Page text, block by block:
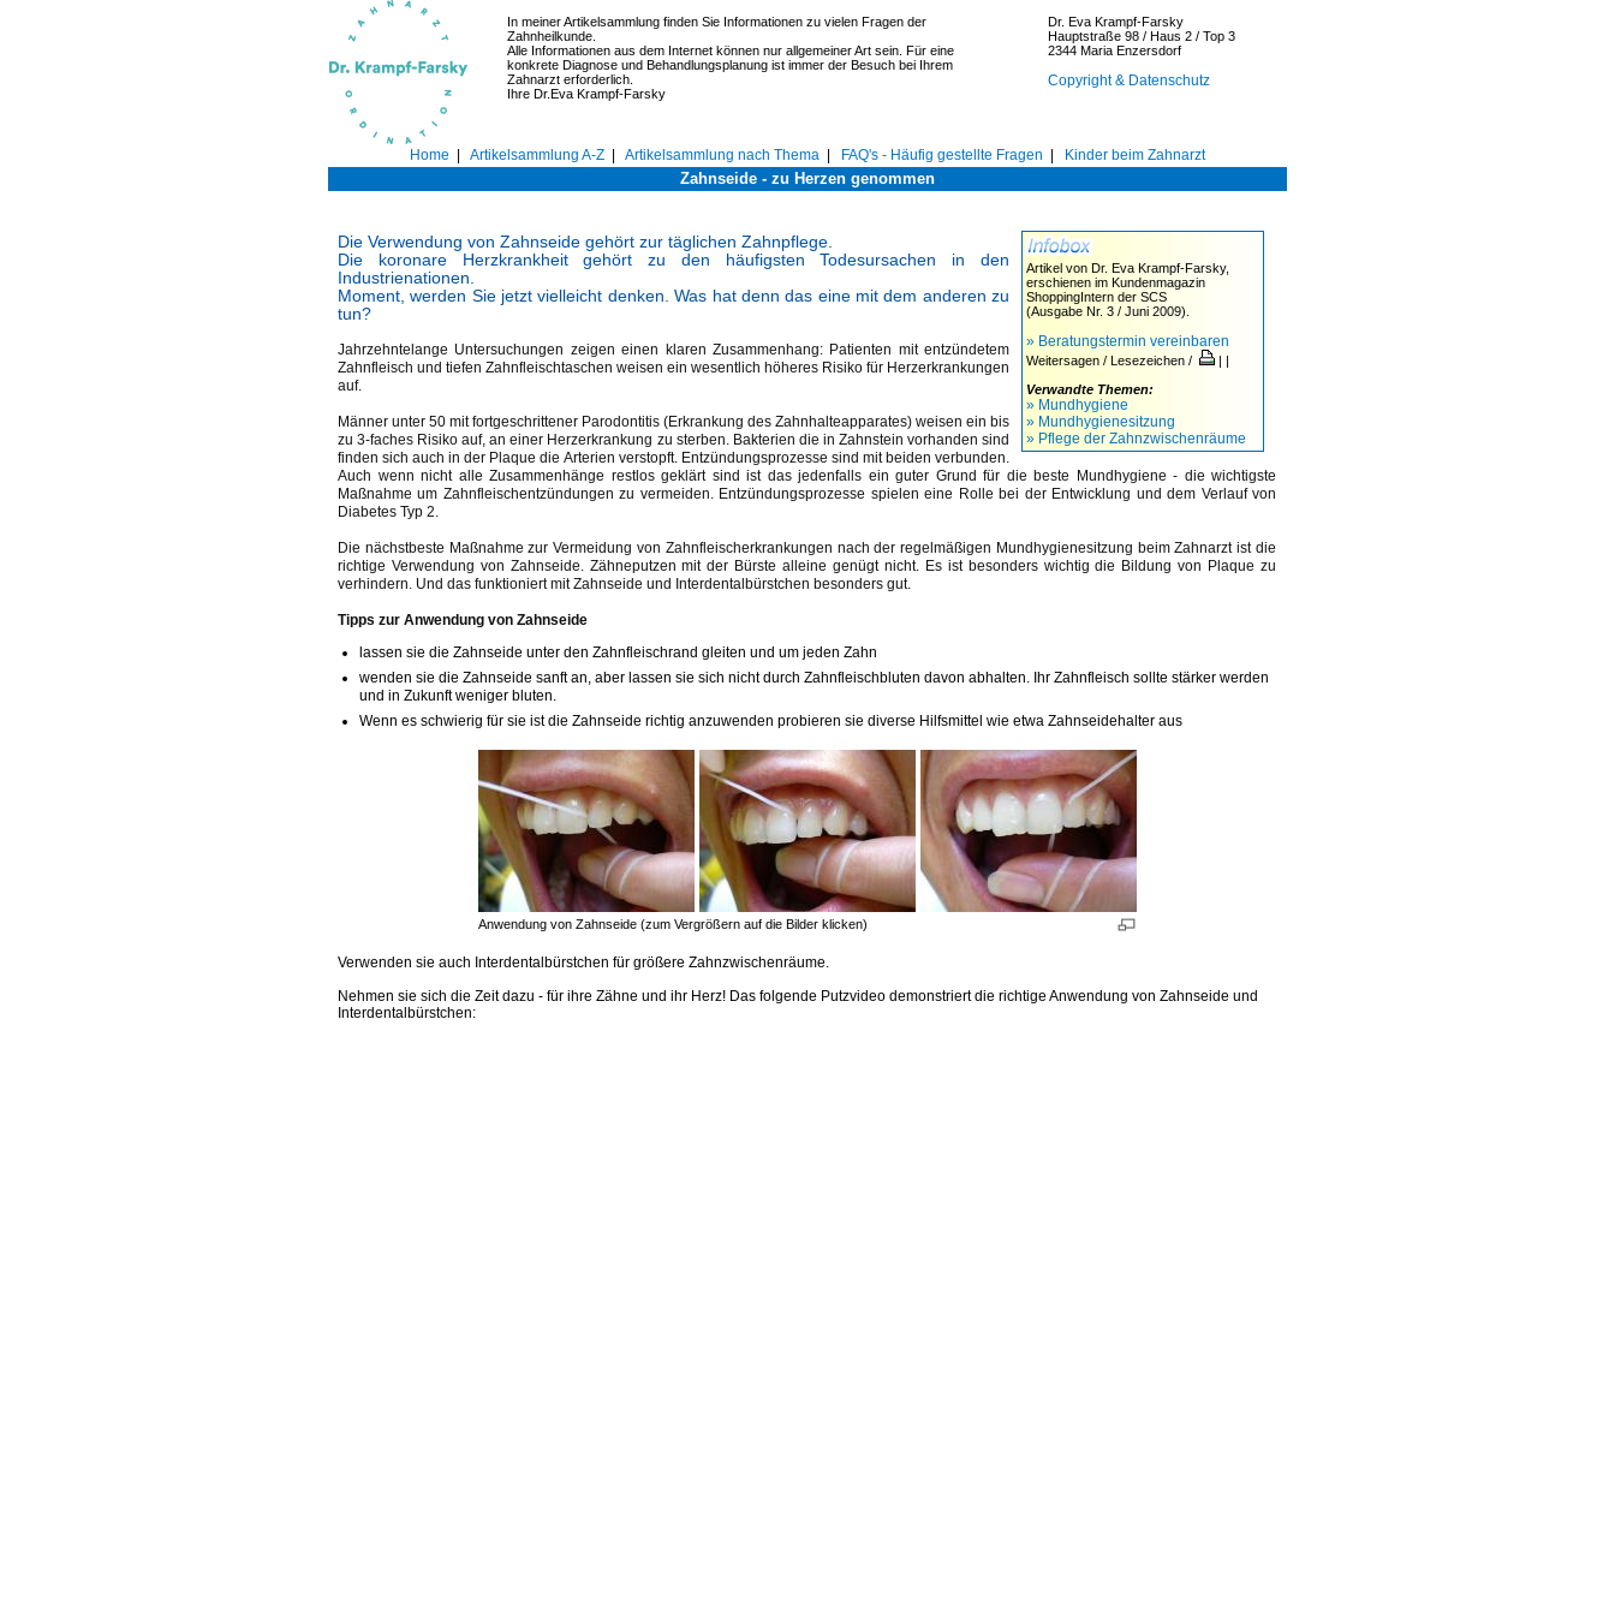
In meiner Artikelsammlung finden Sie Informationen zu vielen Fragen der
Zahnheilkunde.
Alle Informationen aus dem Internet können nur allgemeiner Art sein. Für eine
konkrete Diagnose und Behandlungsplanung ist immer der Besuch bei Ihrem
Zahnarzt erforderlich.
Ihre Dr.Eva Krampf-Farsky
Dr. Eva Krampf-Farsky
Hauptstraße 98 / Haus 2 / Top 3
2344 Maria Enzersdorf
Copyright & Datenschutz
Home Artikelsammlung A-Z Artikelsammlung nach Thema FAQ's - Häufig gestellte Fragen Kinder beim Zahnarzt
Zahnseide - zu Herzen genommen
Artikel von Dr. Eva Krampf-Farsky,
erschienen im Kundenmagazin
ShoppingIntern der SCS
(Ausgabe Nr. 3 / Juni 2009).
» Beratungstermin vereinbaren
Weitersagen / Lesezeichen / | |
Verwandte Themen:
» Mundhygiene
» Mundhygienesitzung
» Pflege der Zahnzwischenräume
Die Verwendung von Zahnseide gehört zur täglichen Zahnpflege.
Die koronare Herzkrankheit gehört zu den häufigsten Todesursachen in den
Industrienationen.
Moment, werden Sie jetzt vielleicht denken. Was hat denn das eine mit dem anderen zu
tun?
Jahrzehntelange Untersuchungen zeigen einen klaren Zusammenhang: Patienten mit entzündetem
Zahnfleisch und tiefen Zahnfleischtaschen weisen ein wesentlich höheres Risiko für Herzerkrankungen
auf.
Männer unter 50 mit fortgeschrittener Parodontitis (Erkrankung des Zahnhalteapparates) weisen ein bis
zu 3-faches Risiko auf, an einer Herzerkrankung zu sterben. Bakterien die in Zahnstein vorhanden sind
finden sich auch in der Plaque die Arterien verstopft. Entzündungsprozesse sind mit beiden verbunden.
Auch wenn nicht alle Zusammenhänge restlos geklärt sind ist das jedenfalls ein guter Grund für die beste Mundhygiene - die wichtigste
Maßnahme um Zahnfleischentzündungen zu vermeiden. Entzündungsprozesse spielen eine Rolle bei der Entwicklung und dem Verlauf von
Diabetes Typ 2.
Die nächstbeste Maßnahme zur Vermeidung von Zahnfleischerkrankungen nach der regelmäßigen Mundhygienesitzung beim Zahnarzt ist die
richtige Verwendung von Zahnseide. Zähneputzen mit der Bürste alleine genügt nicht. Es ist besonders wichtig die Bildung von Plaque zu
verhindern. Und das funktioniert mit Zahnseide und Interdentalbürstchen besonders gut.
Tipps zur Anwendung von Zahnseide
lassen sie die Zahnseide unter den Zahnfleischrand gleiten und um jeden Zahn
wenden sie die Zahnseide sanft an, aber lassen sie sich nicht durch Zahnfleischbluten davon abhalten. Ihr Zahnfleisch sollte stärker werden
und in Zukunft weniger bluten.
Wenn es schwierig für sie ist die Zahnseide richtig anzuwenden probieren sie diverse Hilfsmittel wie etwa Zahnseidehalter aus
Anwendung von Zahnseide (zum Vergrößern auf die Bilder klicken)
Verwenden sie auch Interdentalbürstchen für größere Zahnzwischenräume.
Nehmen sie sich die Zeit dazu - für ihre Zähne und ihr Herz! Das folgende Putzvideo demonstriert die richtige Anwendung von Zahnseide und
Interdentalbürstchen: